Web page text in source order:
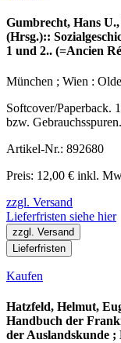
Gumbrecht, Hans
(Hrsg.)::
1 und 2.. (=Ancien
München ; Wien :
Softcover/Paperback.
bzw.
Artikel-Nr.: 892680
Preis: 12,00 € inkl.
zzgl. Versand
Lieferfristen siehe hier
zzgl. Versand
Lieferfristen
Kaufen
Hatzfeld, Helmut,
Handbuch der
der Auslandskunde ;